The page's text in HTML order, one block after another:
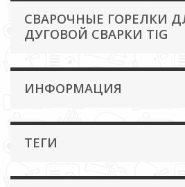
СВАРОЧНЫЕ ГОРЕЛКИ
ДУГОВОЙ СВАРКИ TIG
ИНФОРМАЦИЯ
ТЕГИ